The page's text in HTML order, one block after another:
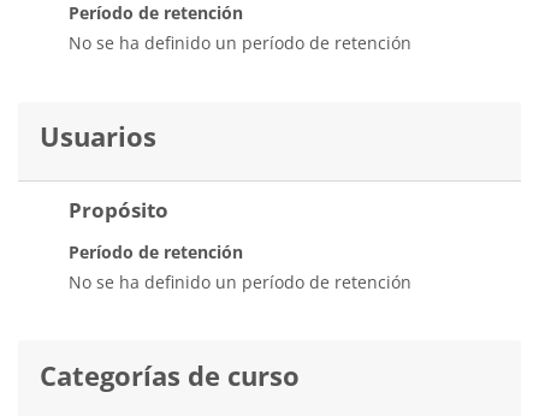
Período de retención
No se ha definido un período de retención
Usuarios
Propósito
Período de retención
No se ha definido un período de retención
Categorías de curso